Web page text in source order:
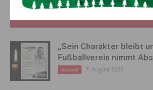
„Sein Charakter bleibt
Fußballverein nimmt
Aktuell 7. August 2026